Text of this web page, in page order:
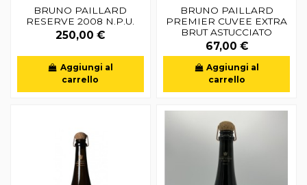
BRUNO PAILLARD
RESERVE 2008 N.P.U.
250,00 €
Aggiungi al
carrello
BRUNO PAILLARD
PREMIER CUVEE EXTRA
BRUT ASTUCCIATO
67,00 €
Aggiungi al
carrello